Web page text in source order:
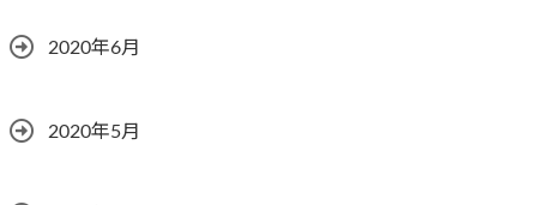
2020年6月
2020年5月